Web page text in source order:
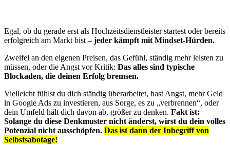
Egal, ob du gerade erst als Hochzeitsdienstleister startest oder bereits
erfolgreich am Markt bist– jeder kämpft mit Mindset-Hürden.
Zweifel an den eigenen Preisen, das Gefühl, ständig mehr leisten zu
müssen, oder die Angst vor Kritik: Das alles sind typische
Blockaden, die deinen Erfolg bremsen.
Vielleicht fühlst du dich ständig überarbeitet, hast Angst, mehr Geld
in Google Ads zu investieren, aus Sorge, es zu „verbrennen“, oder
dein Umfeld hält dich davon ab, größer zu denken. Fakt ist:
Solange du diese Denkmuster nicht änderst, wirst du dein volles
Potenzial nicht ausschöpfen. Das ist dann der Inbegriff von
Selbstsabotage!